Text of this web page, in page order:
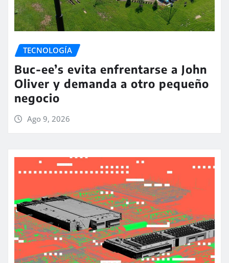
TECNOLOGÍA
Buc-ee’s evita enfrentarse a John
Oliver y demanda a otro pequeño
negocio
Ago 9, 2026